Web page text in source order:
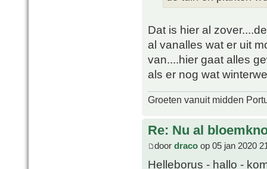
Dat is hier al
al vanalles wat er uit
van....hier gaat alles
als er nog wat
Groeten vanuit midden
Re: Nu al
door draco op 05 jan 2020
Helleborus - hallo -